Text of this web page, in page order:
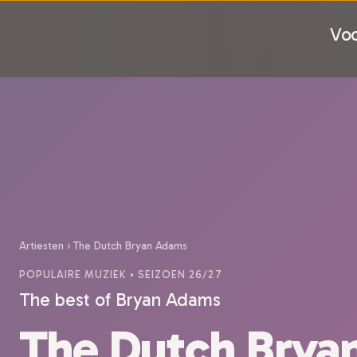
Artiesten › The Dutch Bryan Adams
POPULAIRE MUZIEK • SEIZOEN 26/27
The best of Bryan Adams